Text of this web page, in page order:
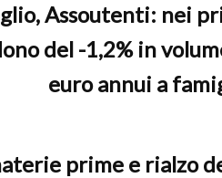
consumatori
Assoutenti: nei
del -1,2% in
euro annui a
prime e rialzo